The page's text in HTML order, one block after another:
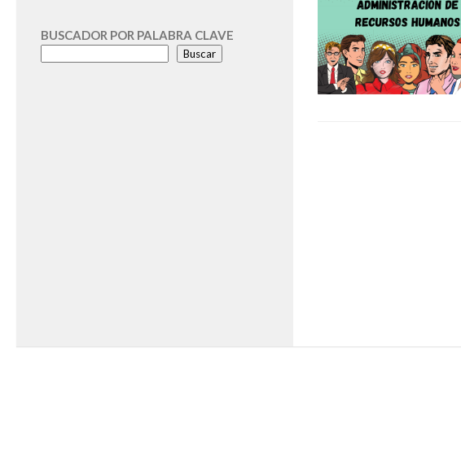
BUSCADOR POR PALABRA CLAVE
Buscar